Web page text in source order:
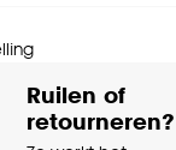
28 CM
Ruilen of
retourneren?